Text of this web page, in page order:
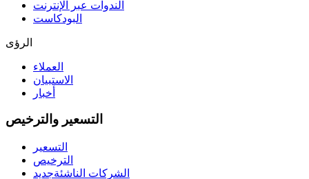
الندوات عبر الإنترنت
البودكاست
الرؤى
العملاء
الاستبيان
أخبار
التسعير والترخيص
التسعير
الترخيص
الشركات الناشئةجديد